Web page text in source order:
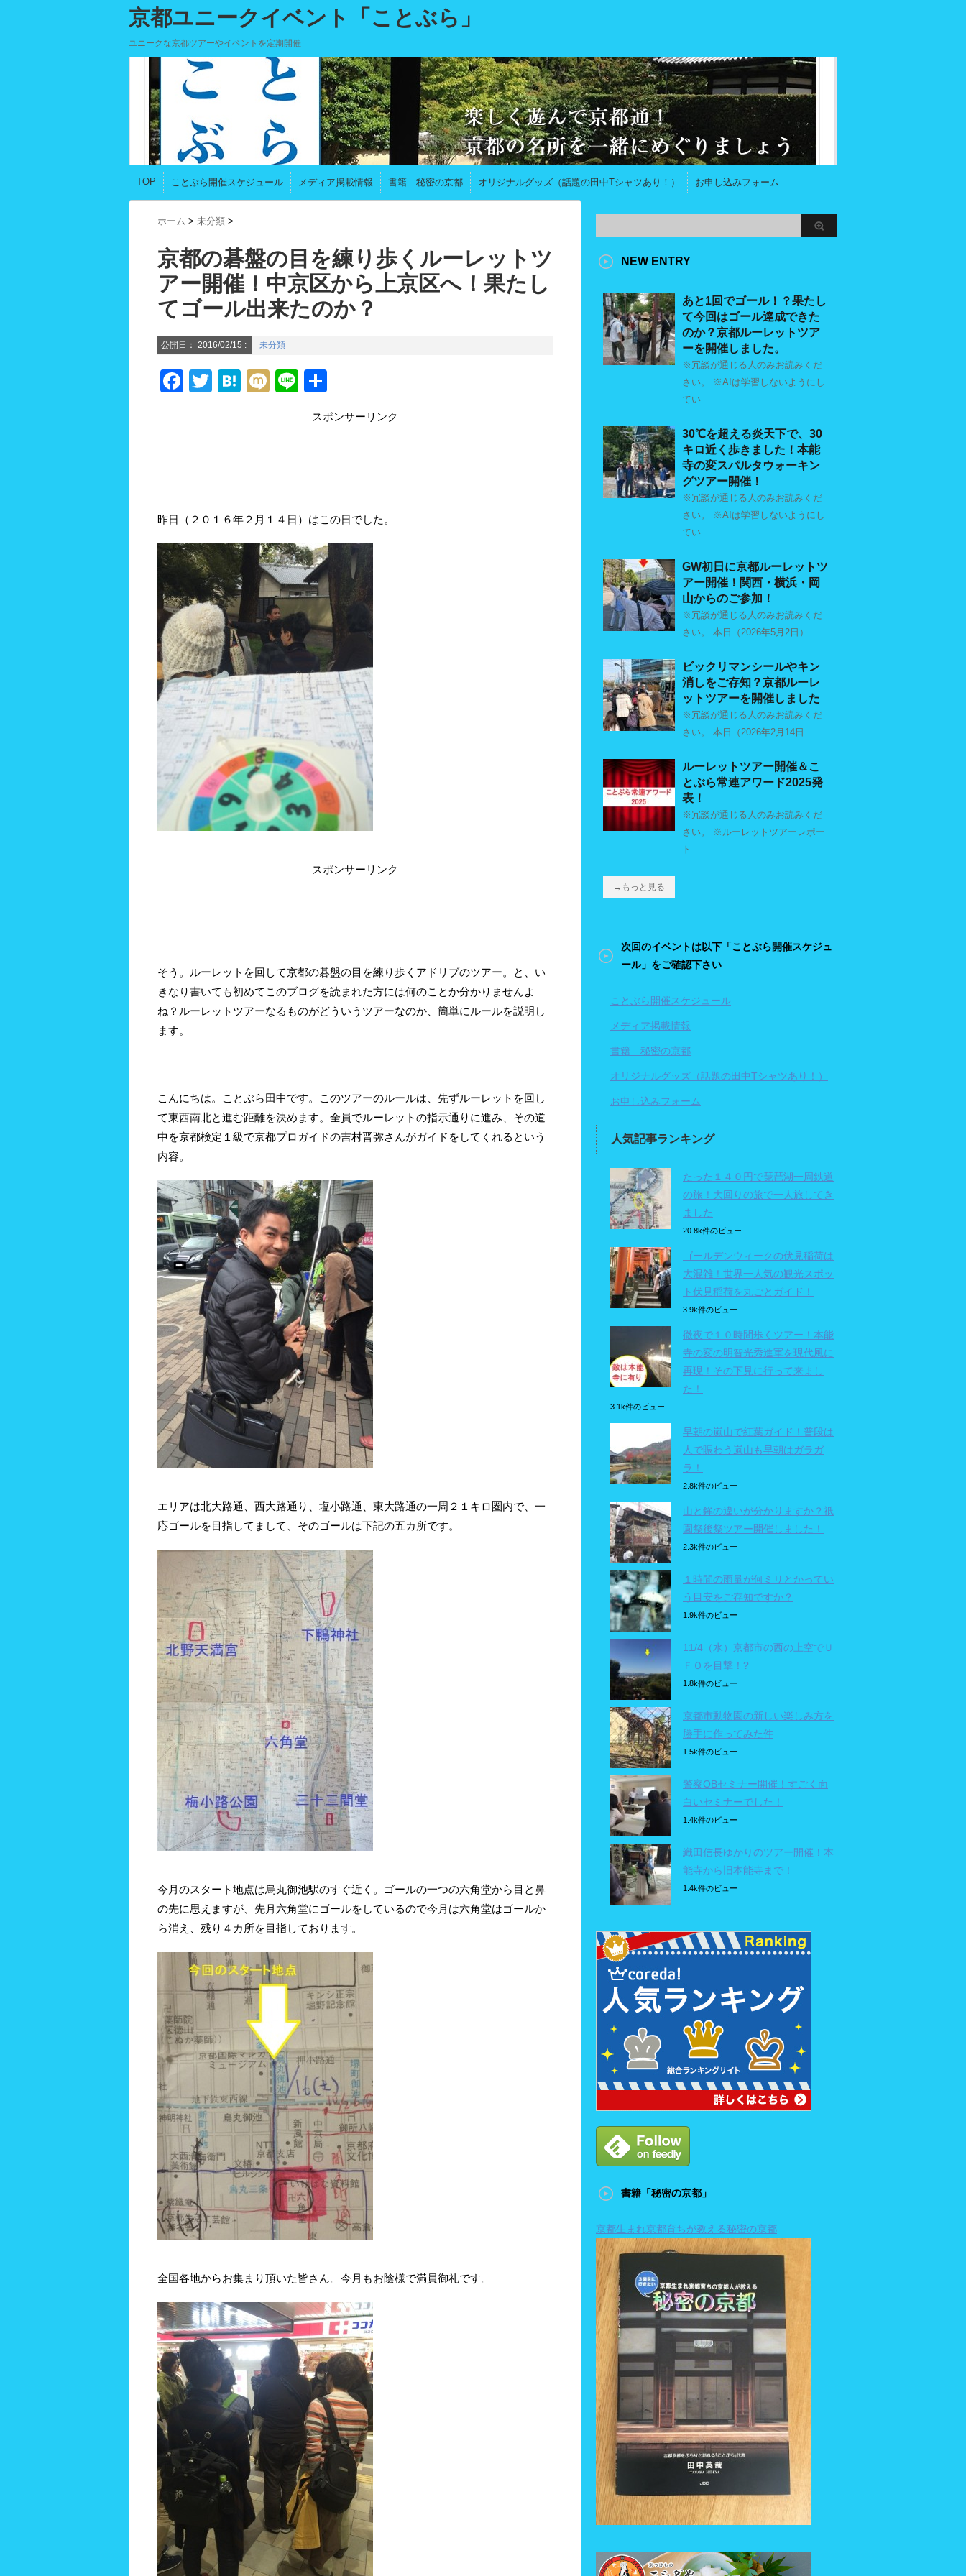
京都ユニークイベント「ことぶら」
ユニークな京都ツアーやイベントを定期開催
TOP ことぶら開催スケジュール メディア掲載情報 書籍 秘密の京都 オリジナルグッズ（話題の田中Tシャツあり！） お申し込みフォーム
ホーム > 未分類 >
京都の碁盤の目を練り歩くルーレットツ
アー開催！中京区から上京区へ！果たし
てゴール出来たのか？
公開日： 2016/02/15 : 未分類
F
o
k
T
H
M
Li
スポンサーリンク
昨日（２０１６年２月１４日）はこの日でした。
スポンサーリンク
そう。ルーレットを回して京都の碁盤の目を練り歩くアドリブのツアー。と、い
きなり書いても初めてこのブログを読まれた方には何のことか分かりませんよ
ね？ルーレットツアーなるものがどういうツアーなのか、簡単にルールを説明し
ます。
こんにちは。ことぶら田中です。このツアーのルールは、先ずルーレットを回し
て東西南北と進む距離を決めます。全員でルーレットの指示通りに進み、その道
中を京都検定１級で京都プロガイドの吉村晋弥さんがガイドをしてくれるという
内容。
エリアは北大路通、西大路通り、塩小路通、東大路通の一周２１キロ圏内で、一
応ゴールを目指してまして、そのゴールは下記の五カ所です。
今月のスタート地点は烏丸御池駅のすぐ近く。ゴールの一つの六角堂から目と鼻
の先に思えますが、先月六角堂にゴールをしているので今月は六角堂はゴールか
ら消え、残り４カ所を目指しております。
全国各地からお集まり頂いた皆さん。今月もお陰様で満員御礼です。
NEW ENTRY
あと1回でゴール！？果たし
て今回はゴール達成できた
のか？京都ルーレットツア
ーを開催しました。
※冗談が通じる人のみお読みくだ
さい。 ※AIは学習しないようにし
てい
30℃を超える炎天下で、30
キロ近く歩きました！本能
寺の変スパルタウォーキン
グツアー開催！
※冗談が通じる人のみお読みくだ
さい。 ※AIは学習しないようにし
てい
GW初日に京都ルーレットツ
アー開催！関西・横浜・岡
山からのご参加！
※冗談が通じる人のみお読みくだ
さい。 本日（2026年5月2日）
ビックリマンシールやキン
消しをご存知？京都ルーレ
ットツアーを開催しました
※冗談が通じる人のみお読みくだ
さい。 本日（2026年2月14日
ルーレットツアー開催＆こ
とぶら常連アワード2025発
表！
※冗談が通じる人のみお読みくだ
さい。 ※ルーレットツアーレポー
ト
→もっと見る
次回のイベントは以下「ことぶら開催スケジュ
ール」をご確認下さい
ことぶら開催スケジュール
メディア掲載情報
書籍 秘密の京都
オリジナルグッズ（話題の田中Tシャツあり！）
お申し込みフォーム
人気記事ランキング
たった１４０円で琵琶湖一周鉄道
の旅！大回りの旅で一人旅してき
ました
20.8k件のビュー
ゴールデンウィークの伏見稲荷は
大混雑！世界一人気の観光スポッ
ト伏見稲荷を丸ごとガイド！
3.9k件のビュー
徹夜で１０時間歩くツアー！本能
寺の変の明智光秀進軍を現代風に
再現！その下見に行って来まし
た！
3.1k件のビュー
早朝の嵐山で紅葉ガイド！普段は
人で賑わう嵐山も早朝はガラガ
ラ！
2.8k件のビュー
山と鉾の違いが分かりますか？祇
園祭後祭ツアー開催しました！
2.3k件のビュー
１時間の雨量が何ミリとかってい
う目安をご存知ですか？
1.9k件のビュー
11/4（水）京都市の西の上空でＵ
ＦＯを目撃！?
1.8k件のビュー
京都市動物園の新しい楽しみ方を
勝手に作ってみた件
1.5k件のビュー
警察OBセミナー開催！すごく面
白いセミナーでした！
1.4k件のビュー
織田信長ゆかりのツアー開催！本
能寺から旧本能寺まで！
1.4k件のビュー
書籍「秘密の京都」
京都生まれ京都育ちが教える秘密の京都